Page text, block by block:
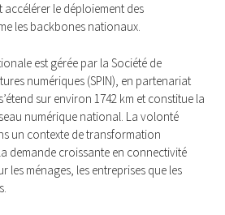
le déploiement des
les backbones nationaux.
est gérée par la Société de
numériques (SPIN), en partenariat
sur environ 1742 km et constitue la
numérique national. La volonté
un contexte de transformation
demande croissante en connectivité
les ménages, les entreprises que les